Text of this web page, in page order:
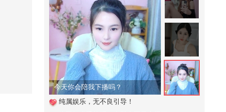
学校的保安叔叔太厉害啦居然一招
就能拿到挂树上的球
269
这个视频也太好看了吧。#二次元 #
原创动画 #游戏 #搞笑游戏 #AI
25,106
【刘珈彤｜声乐小课堂】光说不练
今天你会陪我下播吗？
纯属娱乐，无不良引导！